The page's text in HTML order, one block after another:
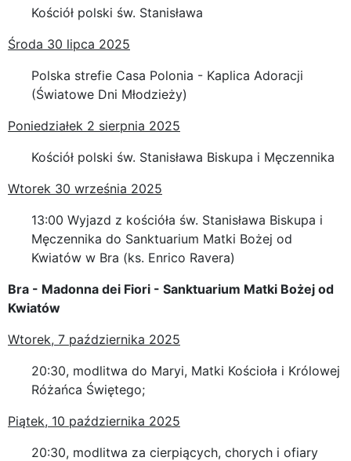
Kościół polski św. Stanisława
Środa 30 lipca 2025
Polska strefie Casa Polonia - Kaplica Adoracji
(Światowe Dni Młodzieży)
Poniedziałek 2 sierpnia 2025
Kościół polski św. Stanisława Biskupa i Męczennika
Wtorek 30 września 2025
13:00 Wyjazd z kościóła św. Stanisława Biskupa i
Męczennika do Sanktuarium Matki Bożej od
Kwiatów w Bra (ks. Enrico Ravera)
Bra - Madonna dei Fiori - Sanktuarium Matki Bożej od
Kwiatów
Wtorek, 7 października 2025
20:30, modlitwa do Maryi, Matki Kościoła i Królowej
Różańca Świętego;
Piątek, 10 października 2025
20:30, modlitwa za cierpiących, chorych i ofiary